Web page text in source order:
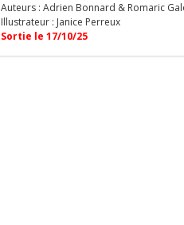
Auteurs : Adrien Bonnard & Romaric
Illustrateur : Janice Perreux
Sortie le 17/10/25